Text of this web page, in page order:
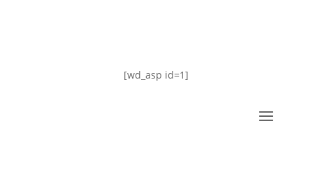
[wd_asp id=1]